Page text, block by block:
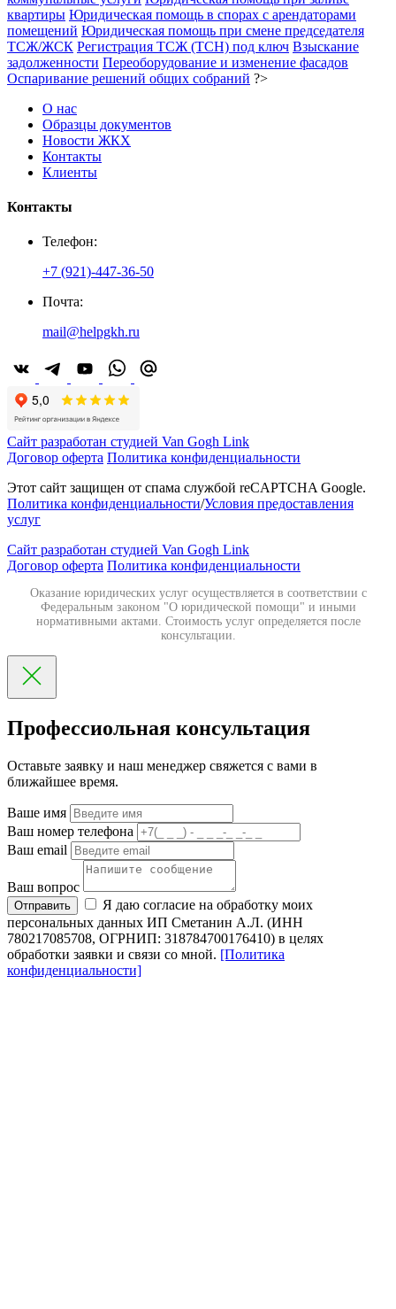
квартиры Юридическая помощь в спорах с арендаторами
помещений Юридическая помощь при смене председателя
ТСЖ/ЖСК Регистрация ТСЖ (ТСН) под ключ Взыскание
задолженности Переоборудование и изменение фасадов
Оспаривание решений общих собраний ?>
О нас
Образцы документов
Новости ЖКХ
Контакты
Клиенты
Контакты
Телефон:
+7 (921)-447-36-50
Почта:
mail@helpgkh.ru
Сайт разработан студией Van Gogh Link
Договор оферта Политика конфиденциальности
Этот сайт защищен от спама службой reCAPTCHA Google.
Политика конфиденциальности/Условия предоставления
услуг
Сайт разработан студией Van Gogh Link
Договор оферта Политика конфиденциальности
Оказание юридических услуг осуществляется в соответствии с
Федеральным законом "О юридической помощи" и иными
нормативными актами. Стоимость услуг определяется после
консультации.
Профессиольная консультация
Оставьте заявку и наш менеджер свяжется с вами в
ближайшее время.
Ваше имя
Ваш номер телефона
Ваш email
Ваш вопрос
Отправить
Я даю согласие на обработку моих
персональных данных ИП Сметанин А.Л. (ИНН
780217085708, ОГРНИП: 318784700176410) в целях
обработки заявки и связи со мной. [Политика
конфиденциальности]